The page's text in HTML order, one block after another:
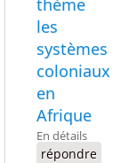
les
systèmes
coloniaux
en
Afrique
En détails
répondre